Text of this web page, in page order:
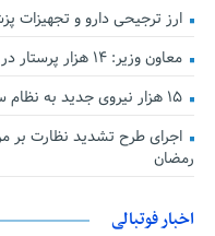
ارز ترجیحی دارو و تجهیزات پزشکی
معاون وزیر: ۱۴ هزار پرستار در مراکز درمانی کشور فعالیت می‌کنند
۱۵ هزار نیروی جدید به نظام سلامت کشور افزوده شد
اجرای طرح تشدید نظارت بر
رمضان
اخبار فوتبالی